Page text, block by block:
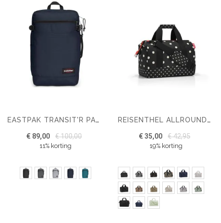
EASTPAK TRANSIT'R PACK
€ 89,00 € 100,00
11% korting
REISENTHEL ALLROUNDER M WEEKENDTAS
€ 35,00 € 42,95
19% korting